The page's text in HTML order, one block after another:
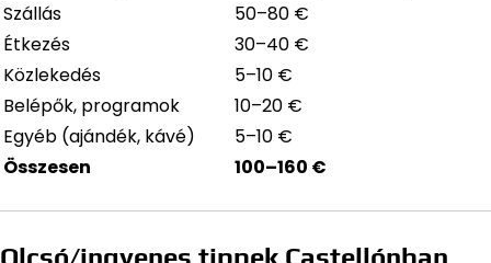
Szállás
50–80 €
Étkezés
30–40 €
Közlekedés
5–10 €
Belépők, programok
10–20 €
Egyéb (ajándék, kávé)
5–10 €
Összesen
100–160 €